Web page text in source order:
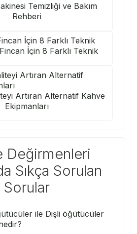
Temizliği ve Bakım
Rehberi
İçin 8 Farklı Teknik
Artıran Alternatif Kahve
Ekipmanları
Değirmenleri
Sıkça Sorulan
Sorular
ile Dişli öğütücüler